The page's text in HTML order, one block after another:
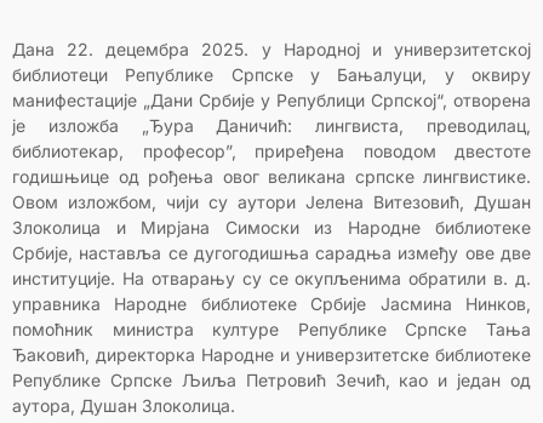
Дана 22. децембра 2025. у Народној и универзитетској
библиотеци Републике Српске у Бањалуци, у оквиру
манифестације „Дани Србије у Републици Српској“, отворена
је изложба „Ђура Даничић: лингвиста, преводилац,
библиотекар, професор”, приређена поводом двестоте
годишњице од рођења овог великана српске лингвистике.
Овом изложбом, чији су аутори Јелена Витезовић, Душан
Злоколица и Мирјана Симоски из Народне библиотеке
Србије, наставља се дугогодишња сарадња између ове две
институције. На отварању су се окупљенима обратили в. д.
управника Народне библиотеке Србије Јасмина Нинков,
помоћник министра културе Републике Српске Тања
Ђаковић, директорка Народне и универзитетске библиотеке
Републике Српске Љиља Петровић Зечић, као и један од
аутора, Душан Злоколица.